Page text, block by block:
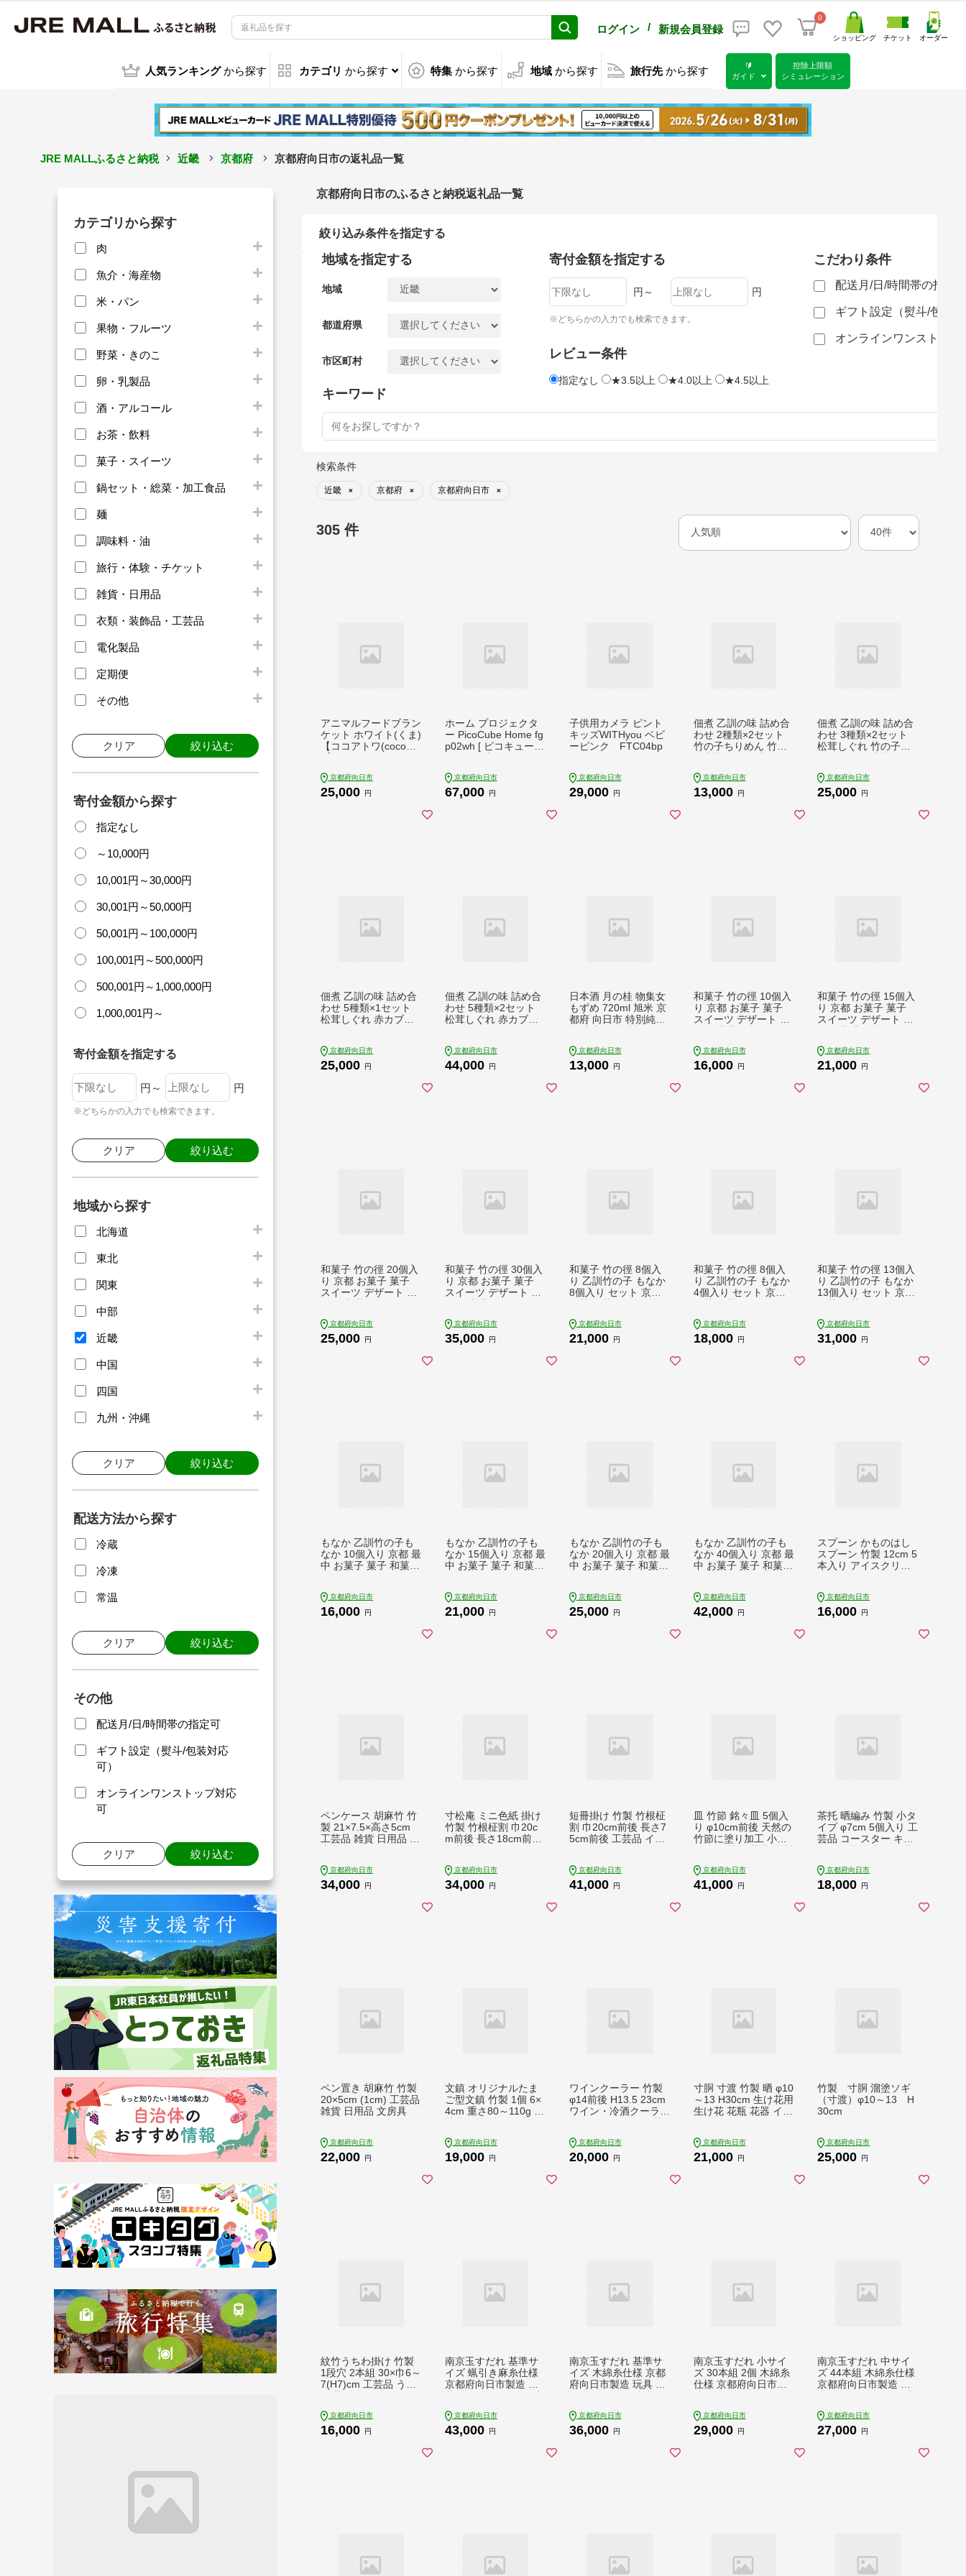
ログイン / 新規会員登録
0
ショッピング チケット オーダー
人気ランキング から探す カテゴリ から探す 特集 から探す 地域 から探す 旅行先 から探す
🔰
ガイド
控除上限額
シミュレーション
JRE MALLふるさと納税 近畿 京都府 京都府向日市の返礼品一覧
カテゴリから探す
肉
魚介・海産物
米・パン
果物・フルーツ
野菜・きのこ
卵・乳製品
酒・アルコール
お茶・飲料
菓子・スイーツ
鍋セット・総菜・加工食品
麺
調味料・油
旅行・体験・チケット
雑貨・日用品
衣類・装飾品・工芸品
電化製品
定期便
その他
クリア 絞り込む
寄付金額から探す
指定なし
～10,000円
10,001円～30,000円
30,001円～50,000円
50,001円～100,000円
100,001円～500,000円
500,001円～1,000,000円
1,000,001円～
寄付金額を指定する
円～ 円
※どちらかの入力でも検索できます。
クリア 絞り込む
地域から探す
北海道
東北
関東
中部
近畿
中国
四国
九州・沖縄
クリア 絞り込む
配送方法から探す
冷蔵
冷凍
常温
クリア 絞り込む
その他
配送月/日/時間帯の指定可
ギフト設定（熨斗/包装対応
可）
オンラインワンストップ対応
可
クリア 絞り込む
京都府向日市のふるさと納税返礼品一覧
絞り込み条件を指定する
地域を指定する
地域
都道府県
市区町村
寄付金額を指定する
円～ 円
※どちらかの入力でも検索できます。
レビュー条件
指定なし ★3.5以上 ★4.0以上 ★4.5以上
こだわり条件
配送月/日/時間帯の指定
ギフト設定（熨斗/包装
オンラインワンストップ
キーワード
検索条件
近畿 × 京都府 × 京都府向日市 ×
305 件
アニマルフードブラン
ケット ホワイト(くま)
【ココアトワ(cocoAto
京都府向日市
25,000 円
ホーム プロジェクタ
ー PicoCube Home fg
p02wh [ ピコキューブ
Fire Stick DVDプレイ
ヤー 連携 ミラーリン
京都府向日市
67,000 円
子供用カメラ ピント
キッズWITHyou ベビ
ーピンク FTC04bp
京都府向日市
29,000 円
佃煮 乙訓の味 詰め合
わせ 2種類×2セット
竹の子ちりめん 竹の
み 野菜
京都府向日市
13,000 円
佃煮 乙訓の味 詰め合
わせ 3種類×2セット
松茸しぐれ 竹の子し
ノコ 野菜 惣菜 おつま
み
京都府向日市
25,000 円
佃煮 乙訓の味 詰め合
わせ 5種類×1セット
松茸しぐれ 赤カブ漬
椒 松茸 赤かぶ タケノ
コ
京都府向日市
25,000 円
佃煮 乙訓の味 詰め合
わせ 5種類×2セット
松茸しぐれ 赤カブ漬
椒 つくだ煮 タケノコ
つまみ
京都府向日市
44,000 円
日本酒 月の桂 物集女
もずめ 720ml 旭米 京
都府 向日市 特別純米
やや辛口 旨味 お酒 酒
アルコール 飲料
京都府向日市
13,000 円
和菓子 竹の徑 10個入
り 京都 お菓子 菓子
スイーツ デザート お
あんこ 餡子 こしあん
笹餡 小豆 京都府向日
京都府向日市
16,000 円
和菓子 竹の徑 15個入
り 京都 お菓子 菓子
スイーツ デザート お
あんこ 餡子 こしあん
笹餡 小豆 京都府向日
京都府向日市
21,000 円
和菓子 竹の徑 20個入
り 京都 お菓子 菓子
スイーツ デザート お
あんこ 餡子 こしあん
笹餡 小豆 京都府向日
京都府向日市
25,000 円
和菓子 竹の徑 30個入
り 京都 お菓子 菓子
スイーツ デザート お
あんこ 餡子 こしあん
笹餡 小豆 京都府向日
京都府向日市
35,000 円
和菓子 竹の徑 8個入
り 乙訓竹の子 もなか
8個入り セット 京都
常温保存 たけのこ タ
ケノコ 筍 竹の子 あん
京都府向日市
21,000 円
和菓子 竹の徑 8個入
り 乙訓竹の子 もなか
4個入り セット 京都
常温保存 たけのこ タ
ケノコ 筍 竹の子 あん
京都府向日市
18,000 円
和菓子 竹の徑 13個入
り 乙訓竹の子 もなか
13個入り セット 京都
常温保存 たけのこ タ
ケノコ 筍 竹の子 あん
京都府向日市
31,000 円
もなか 乙訓竹の子も
なか 10個入り 京都 最
中 お菓子 菓子 和菓子
たけのこ タケノコ 筍
竹の子 甘露煮 丹波大
京都府向日市
16,000 円
もなか 乙訓竹の子も
なか 15個入り 京都 最
中 お菓子 菓子 和菓子
たけのこ タケノコ 筍
竹の子 甘露煮 丹波大
京都府向日市
21,000 円
もなか 乙訓竹の子も
なか 20個入り 京都 最
中 お菓子 菓子 和菓子
たけのこ タケノコ 筍
竹の子 甘露煮 丹波大
京都府向日市
25,000 円
もなか 乙訓竹の子も
なか 40個入り 京都 最
中 お菓子 菓子 和菓子
たけのこ タケノコ 筍
竹の子 甘露煮 丹波大
京都府向日市
42,000 円
スプーン かものはし
スプーン 竹製 12cm 5
本入り アイスクリー
リー キッチン用品 デ
ザートスプーン
京都府向日市
16,000 円
ペンケース 胡麻竹 竹
製 21×7.5×高さ5cm
工芸品 雑貨 日用品 文
京都府向日市
34,000 円
寸松庵 ミニ色紙 掛け
竹製 竹根柾割 巾20c
m前後 長さ18cm前後
京都府向日市
34,000 円
短冊掛け 竹製 竹根柾
割 巾20cm前後 長さ7
5cm前後 工芸品 イン
京都府向日市
41,000 円
皿 竹節 銘々皿 5個入
り φ10cm前後 天然の
竹節に塗り加工 小皿
京都府向日市
41,000 円
茶托 晒編み 竹製 小タ
イプ φ7cm 5個入り 工
芸品 コースター キッ
京都府向日市
18,000 円
ペン置き 胡麻竹 竹製
20×5cm (1cm) 工芸品
雑貨 日用品 文房具
京都府向日市
22,000 円
文鎮 オリジナルたま
ご型文鎮 竹製 1個 6×
4cm 重さ80～110g 工
京都府向日市
19,000 円
ワインクーラー 竹製
φ14前後 H13.5 23cm
ワイン・冷酒クーラー
日用品
京都府向日市
20,000 円
寸胴 寸渡 竹製 晒 φ10
～13 H30cm 生け花用
生け花 花瓶 花器 イン
京都府向日市
21,000 円
竹製 寸胴 溜塗ソギ
（寸渡）φ10～13 H
30cm
京都府向日市
25,000 円
紋竹うちわ掛け 竹製
1段穴 2本組 30×巾6～
7(H7)cm 工芸品 うち
京都府向日市
16,000 円
南京玉すだれ 基準サ
イズ 蝋引き麻糸仕様
京都府向日市製造 玩
工芸品 伝統技術 日用
品 南京 玉 すだれ
京都府向日市
43,000 円
南京玉すだれ 基準サ
イズ 木綿糸仕様 京都
府向日市製造 玩具 お
品 伝統技術 日用品 南
京 玉 すだれ
京都府向日市
36,000 円
南京玉すだれ 小サイ
ズ 30本組 2個 木綿糸
仕様 京都府向日市製
京都 工芸品 民芸品 伝
統工芸品 伝統技術 日
京都府向日市
29,000 円
南京玉すだれ 中サイ
ズ 44本組 木綿糸仕様
京都府向日市製造 子
工芸品 民芸品 伝統工
芸品 伝統技術 日用品
京都府向日市
27,000 円